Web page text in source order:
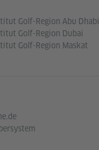
Golf-Region Abu Dhabi
Golf-Region Dubai
Golf-Region Maskat